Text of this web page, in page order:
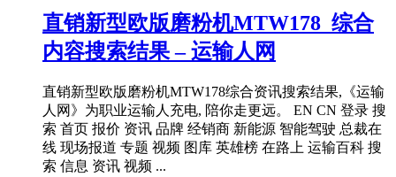
直销新型欧版磨粉机MTW178_综合
内容搜索结果 – 运输人网
直销新型欧版磨粉机MTW178综合资讯搜索结果,《运输
人网》为职业运输人充电, 陪你走更远。 EN CN 登录 搜
索 首页 报价 资讯 品牌 经销商 新能源 智能驾驶 总裁在
线 现场报道 专题 视频 图库 英雄榜 在路上 运输百科 搜
索 信息 资讯 视频 ...